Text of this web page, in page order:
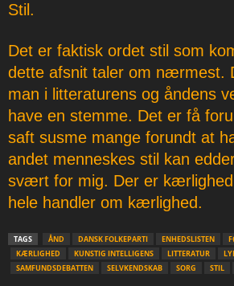
Stil.
Det er faktisk ordet stil som
dette afsnit taler om nærmest.
man i litteraturens og åndens
have en stemme. Det er få
saft susme mange forundt at
andet menneskes stil kan
svært for mig. Der er
hele handler om kærlighed.
TAGS ÅND DANSK FOLKEPARTI ENHEDSLISTEN
KÆRLIGHED
KUNSTIG INTELLIGENS LITTERATUR
SAMFUNDSDEBATTEN
SELVKENDSKAB SORG STIL